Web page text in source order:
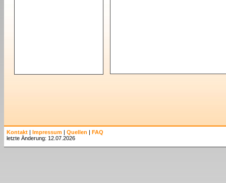
Kontakt | Impressum | Quellen | FAQ
letzte Änderung: 12.07.2026